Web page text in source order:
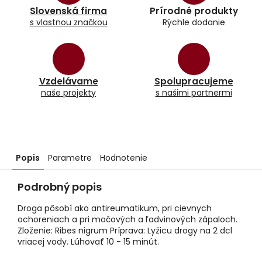
Slovenská firma
s vlastnou značkou
Prírodné produkty
Rýchle dodanie
Vzdelávame
naše projekty
Spolupracujeme
s našimi partnermi
Popis Parametre Hodnotenie
Podrobný popis
Droga pôsobí ako antireumatikum, pri cievnych
ochoreniach a pri močových a ľadvinových zápaloch.
Zloženie: Ribes nigrum Príprava: Lyžicu drogy na 2 dcl
vriacej vody. Lúhovať 10 - 15 minút.